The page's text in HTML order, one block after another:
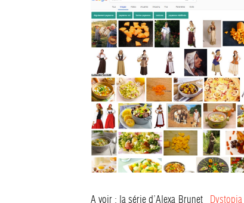
A voir : la série d’Alexa Brunet Dystopia